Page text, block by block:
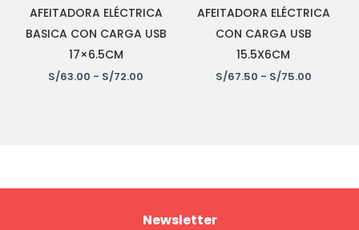
AFEITADORA ELÉCTRICA
BASICA CON CARGA USB
17×6.5CM
S/63.00 - S/72.00
AFEITADORA ELÉCTRICA
CON CARGA USB
15.5X6CM
S/67.50 - S/75.00
Newsletter